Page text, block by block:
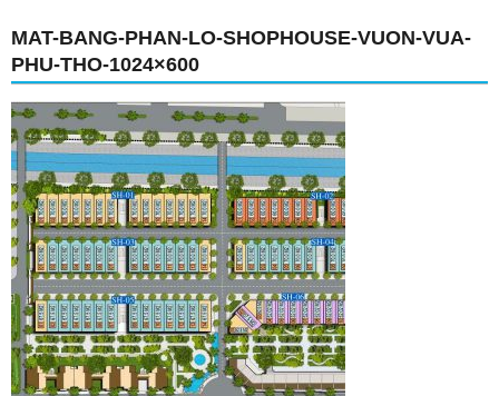
MAT-BANG-PHAN-LO-SHOPHOUSE-VUON-VUA-
PHU-THO-1024×600